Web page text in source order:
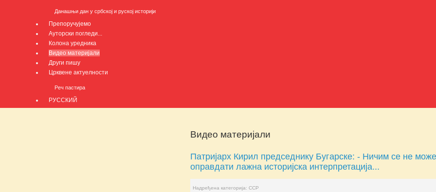
Данашњи дан у србској и руској историји
Препоручујемо
Ауторски погледи...
Колона уредника
Видео материјали
Други пишу
Црквене актуелности
Реч пастира
РУССКИЙ
Видео материјали
Патријарх Кирил председнику Бугарске: - Ничим се не може
оправдати лажна историјска интерпретација...
Надређена категорија:ССР